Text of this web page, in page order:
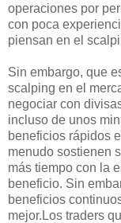
operaciones por
con poca
piensan en el
Sin embargo, que
scalping en el
negociar con
incluso de unos
beneficios rápidos
menudo sostienen
más tiempo con la
beneficio. Sin
beneficios
mejor.Los traders